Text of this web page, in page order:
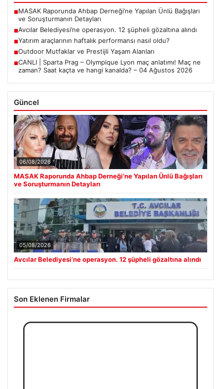
■MASAK Raporunda Ahbap Derneği’ne Yapılan Ünlü Bağışları
ve Soruşturmanın Detayları
■Avcılar Belediyesi’ne operasyon. 12 şüpheli gözaltına alındı
■Yatırım araçlarının haftalık performansı nasıl oldu?
■Outdoor Mutfaklar ve Prestijli Yaşam Alanları
■CANLI | Sparta Prag – Olympique Lyon maç anlatımı! Maç ne
zaman? Saat kaçta ve hangi kanalda? – 04 Ağustos 2026
Güncel
06/08/2026
MASAK Raporunda Ahbap Derneği’ne Yapılan Ünlü Bağışları
ve Soruşturmanın Detayları
05/08/2026
Avcılar Belediyesi’ne operasyon. 12 şüpheli gözaltına alındı
Son Eklenen Firmalar